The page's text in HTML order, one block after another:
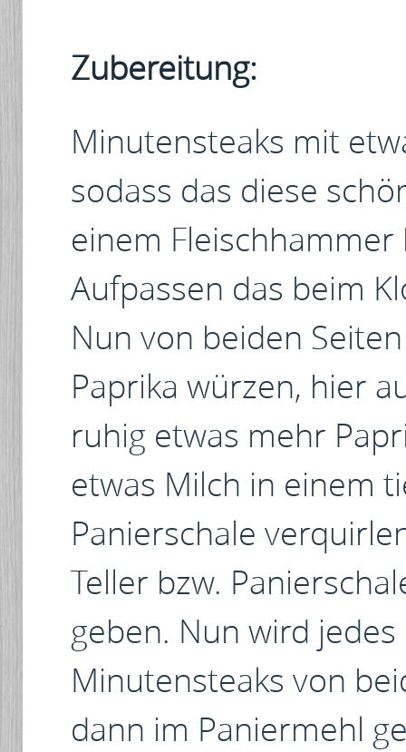
Zubereitung:
Minutensteaks mit
sodass das diese
einem
Aufpassen das beim
Nun von beiden
Paprika würzen, hier
ruhig etwas mehr
etwas Milch in einem
Panierschale
Teller bzw.
geben. Nun wird
Minutensteaks von
dann im Paniermehl